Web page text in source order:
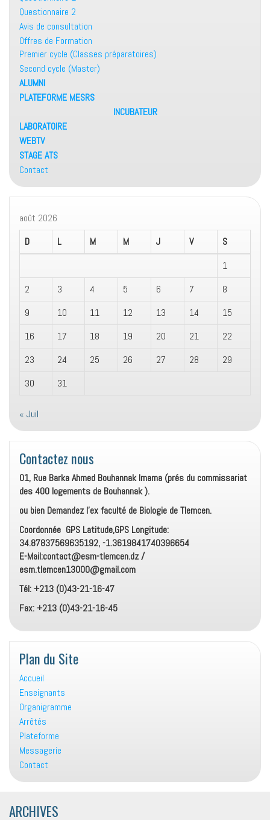
Questionnaire 2
Avis de consultation
Offres de Formation
Premier cycle (Classes préparatoires)
Second cycle (Master)
ALUMNI
PLATEFORME MESRS
INCUBATEUR
LABORATOIRE
WEBTV
STAGE ATS
Contact
août 2026
D
L M M J V
S
1
2
3 4 5 6 7
8
9
10 11 12 13 14
15
16
17 18 19 20 21
22
23
24 25 26 27 28
29
30
31
« Juil
Contactez nous
01, Rue Barka Ahmed Bouhannak Imama (prés du commissariat
des 400 logements de Bouhannak ).
ou bien Demandez l’ex faculté de Biologie de Tlemcen.
Coordonnée GPS Latitude,GPS Longitude:
34.87837569635192, -1.3619841740396654
E-Mail:contact@esm-tlemcen.dz /
esm.tlemcen13000@gmail.com
Tél: +213 (0)43-21-16-47
Fax: +213 (0)43-21-16-45
Plan du Site
Accueil
Enseignants
Organigramme
Arrêtés
Plateforme
Messagerie
Contact
ARCHIVES